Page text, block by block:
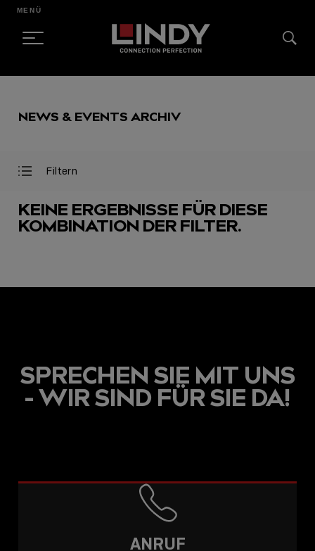
CONTENT
MENÜ
NEWS & EVENTS ARCHIV
Filter
Filter
Filtern
USB-C ÜBER LANGE
DISTANZEN: AKTIVE
USB-C-KABEL FÜR
STABILE 10 GBIT/S BIS
KEINE ERGEBNISSE FÜR DIESE
KOMBINATION DER FILTER.
SPRECHEN SIE MIT UNS
- WIR SIND FÜR SIE DA!
ANRUF